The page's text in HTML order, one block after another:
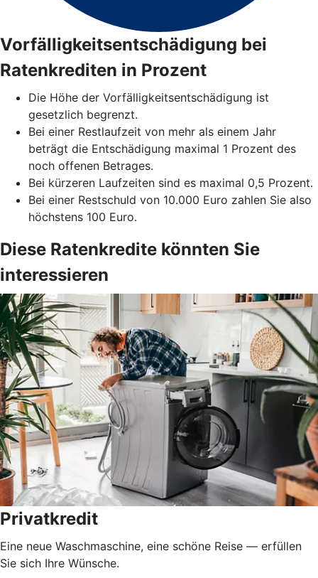
Vorfälligkeitsentschädigung bei
Ratenkrediten in Prozent
Die Höhe der Vorfälligkeitsentschädigung ist
gesetzlich begrenzt.
Bei einer Restlaufzeit von mehr als einem Jahr
beträgt die Entschädigung maximal 1 Prozent des
noch offenen Betrages.
Bei kürzeren Laufzeiten sind es maximal 0,5 Prozent.
Bei einer Restschuld von 10.000 Euro zahlen Sie also
höchstens 100 Euro.
Diese Ratenkredite könnten Sie
interessieren
Privatkredit
Eine neue Waschmaschine, eine schöne Reise — erfüllen
Sie sich Ihre Wünsche.